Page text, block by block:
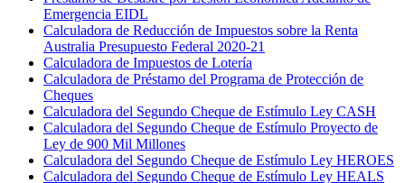
Emergencia EIDL
Calculadora de Reducción de Impuestos sobre la Renta
Australia Presupuesto Federal 2020-21
Calculadora de Impuestos de Lotería
Calculadora de Préstamo del Programa de Protección de
Cheques
Calculadora del Segundo Cheque de Estímulo Ley CASH
Calculadora del Segundo Cheque de Estímulo Proyecto de
Ley de 900 Mil Millones
Calculadora del Segundo Cheque de Estímulo Ley HEROES
Calculadora del Segundo Cheque de Estímulo Ley HEALS